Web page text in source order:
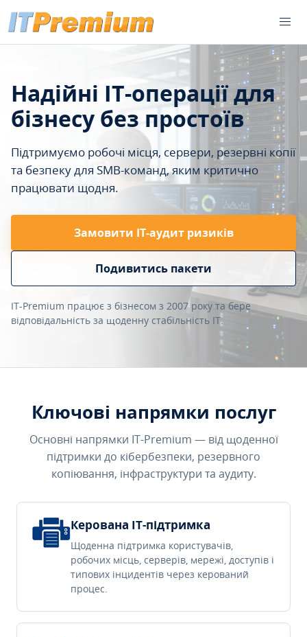
Надійні IT-операції для
бізнесу без простоїв
Підтримуємо робочі місця, сервери, резервні копії
та безпеку для SMB-команд, яким критично
працювати щодня.
Замовити ІТ-аудит ризиків
Подивитись пакети
IT-Premium працює з бізнесом з 2007 року та бере
відповідальність за щоденну стабільність IT.
Ключові напрямки послуг
Основні напрямки IT-Premium — від щоденної
підтримки до кібербезпеки, резервного
копіювання, інфраструктури та аудиту.
Керована IT-підтримка
Щоденна підтримка користувачів,
робочих місць, серверів, мережі, доступів і
типових інцидентів через керований
процес.